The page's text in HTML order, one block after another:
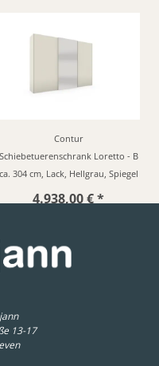
Contur
Schiebetuerenschrank Loretto - B
ca. 304 cm, Lack, Hellgrau, Spiegel
4.938,00 € *
13-17